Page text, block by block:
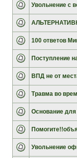
Увольнение с
100 ответов
Поступление
ВПД не от
Травма во
Основание для
Увольнение